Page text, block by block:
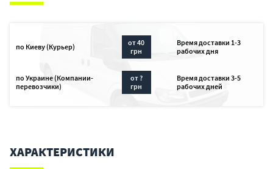
по Киеву (Курьер)
от 40
грн
Время доставки 1-3
рабочих дня
по Украине (Компании-
перевозчики)
от ?
грн
Время доставки 3-5
рабочих дней
ХАРАКТЕРИСТИКИ